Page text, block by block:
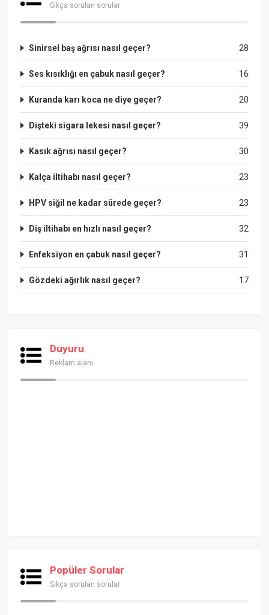
Sıkça sorulan sorular
28
Sinirsel baş ağrısı nasıl geçer?
16
Ses kısıklığı en çabuk nasıl geçer?
20
Kuranda karı koca ne diye geçer?
39
Dişteki sigara lekesi nasıl geçer?
30
Kasık ağrısı nasıl geçer?
23
Kalça iltihabı nasıl geçer?
23
HPV siğil ne kadar sürede geçer?
32
Diş iltihabı en hızlı nasıl geçer?
31
Enfeksiyon en çabuk nasıl geçer?
17
Gözdeki ağırlık nasıl geçer?
Duyuru
Reklam alanı
Popüler Sorular
Sıkça sorulan sorular